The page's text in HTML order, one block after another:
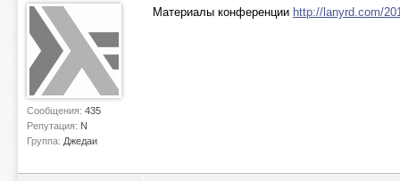
Сообщения: 435
Репутация: N
Группа: Джедаи
Материалы конференции http://lanyrd.com/